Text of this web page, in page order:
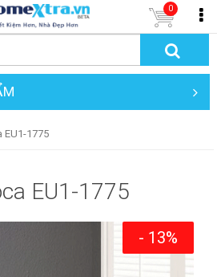
0
EU1-1775
EU1-1775
- 13%